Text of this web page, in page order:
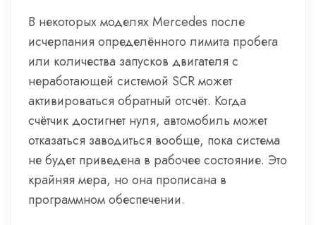
В некоторых моделях Mercedes после
исчерпания определённого лимита пробега
или количества запусков двигателя с
неработающей системой SCR может
активироваться обратный отсчёт. Когда
счётчик достигнет нуля, автомобиль может
отказаться заводиться вообще, пока система
не будет приведена в рабочее состояние. Это
крайняя мера, но она прописана в
программном обеспечении.